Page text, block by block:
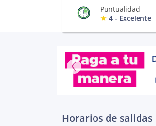
Puntualidad
4 - Excelente
Horarios de